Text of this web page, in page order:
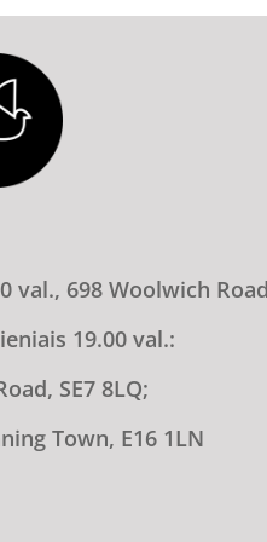
val., 698 Woolwich
19.00 val.:
SE7 8LQ;
Town, E16 1LN